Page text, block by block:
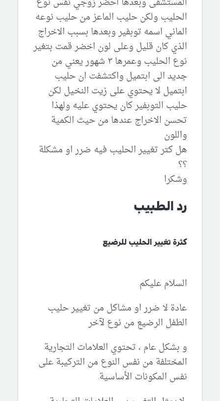
الحليب ولكن حليب الماعز من حليب نوعه
الماني اسمه توبفير وبعدها بسبب الاخراج
الذي كان قليل وعلى لون اخضر قمت بتغير
نوع الحليب وعمرها ٣ شهور يعني من
جديد الى ابتميل واكتشفت ان حليب
ابتميل لا يحتوي على زيت النخيل لكن
حليب التوبفير كان يحتوي عليه ولهذا
تحسن الاخراج عندها من حيث الكمية
واللون
هل كتر تغيير الحليب فيه ضرر او مشكلة
؟؟
وشكرا
رد الطبيب
كثرة تغيير الحليب للرضيع
السلام عليكم
عادة لا ضرر او مشاكل من تغيير حليب
الطفل الرضيع من نوع لآخر
و بشكل عام ، تحتوي العلامات التجارية
المختلفة من نفس النوع من التركيبة على
نفس المكونات الأساسية.